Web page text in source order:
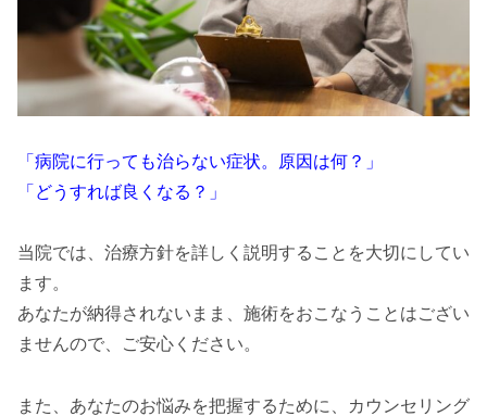
「病院に行っても治らない症状。原因は何？」
「どうすれば良くなる？」
当院では、治療方針を詳しく説明することを大切にしてい
ます。
あなたが納得されないまま、施術をおこなうことはござい
ませんので、ご安心ください。
また、あなたのお悩みを把握するために、カウンセリング